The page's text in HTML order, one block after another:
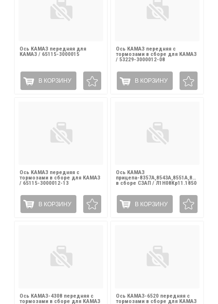
Ось КАМАЗ передняя для
КАМАЗ / 65115-3000015
В КОРЗИНУ
Ось КАМАЗ передняя с
тормозами в сборе для КАМАЗ
/ 53229-3000012-08
В КОРЗИНУ
Ось КАМАЗ передняя с
тормозами в сборе для КАМАЗ
/ 65115-3000012-13
В КОРЗИНУ
Ось КАМАЗ
прицепа-8357А,8543А,8551А,83053
в сборе СЗАП / Л1Н08Кр11.1850
В КОРЗИНУ
Ось КАМАЗ-4308 передняя с
тормозами в сборе для КАМАЗ
Ось КАМАЗ-6520 передняя с
тормозами в сборе для КАМАЗ